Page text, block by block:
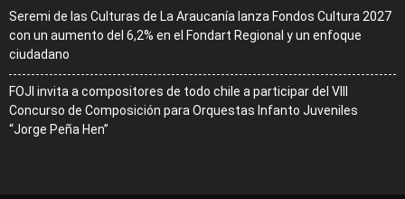
Seremi de las Culturas de La Araucanía lanza Fondos Cultura 2027
con un aumento del 6,2% en el Fondart Regional y un enfoque
ciudadano
FOJI invita a compositores de todo chile a participar del VIII
Concurso de Composición para Orquestas Infanto Juveniles
“Jorge Peña Hen”